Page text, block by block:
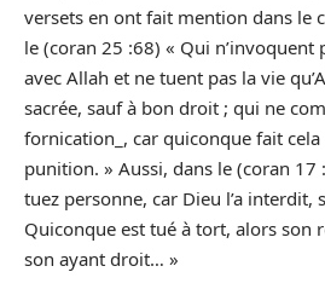
versets en ont fait mention dans le
le (coran 25 :68) « Qui n’invoquent
avec Allah et ne tuent pas la vie
sacrée, sauf à bon droit ; qui ne
fornication_, car quiconque fait
punition. » Aussi, dans le (coran 17
tuez personne, car Dieu l’a interdit,
Quiconque est tué à tort, alors son
son ayant droit… »